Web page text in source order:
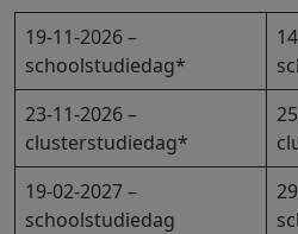
19-11-2026 –
schoolstudiedag*
23-11-2026 –
clusterstudiedag*
19-02-2027 –
schoolstudiedag